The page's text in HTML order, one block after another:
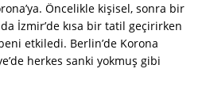
Öncelikle kişisel, sonra bir
İzmir’de kısa bir tatil geçirirken
etkiledi. Berlin’de Korona
herkes sanki yokmuş gibi